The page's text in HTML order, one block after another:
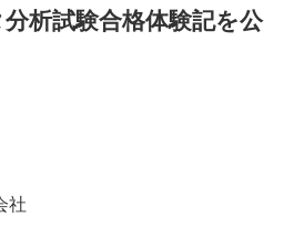
析試験合格体験記を公
社